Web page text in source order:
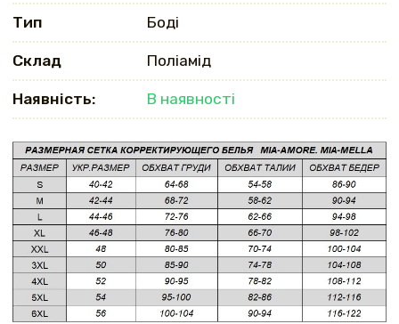
Тип Боді
Склад Поліамід
Наявність: В наявності